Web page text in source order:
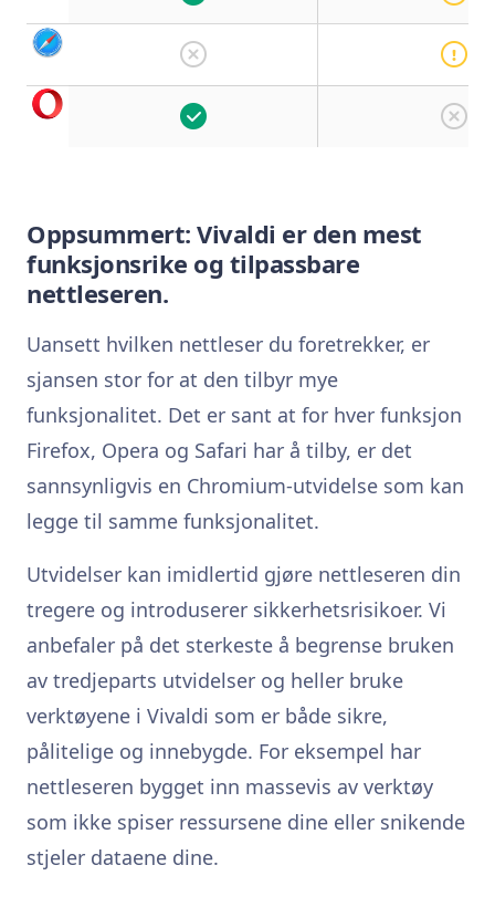
Oppsummert: Vivaldi er den mest
funksjonsrike og tilpassbare
nettleseren.
Uansett hvilken nettleser du foretrekker, er
sjansen stor for at den tilbyr mye
funksjonalitet. Det er sant at for hver funksjon
Firefox, Opera og Safari har å tilby, er det
sannsynligvis en Chromium-utvidelse som kan
legge til samme funksjonalitet.
Utvidelser kan imidlertid gjøre nettleseren din
tregere og introduserer sikkerhetsrisikoer. Vi
anbefaler på det sterkeste å begrense bruken
av tredjeparts utvidelser og heller bruke
verktøyene i Vivaldi som er både sikre,
pålitelige og innebygde. For eksempel har
nettleseren bygget inn massevis av verktøy
som ikke spiser ressursene dine eller snikende
stjeler dataene dine.